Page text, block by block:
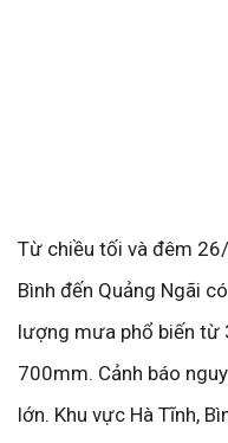
Từ chiều tối và đêm
Bình đến Quảng Ngãi
lượng mưa phổ biến từ
700mm. Cảnh báo
lớn. Khu vực Hà Tĩnh,